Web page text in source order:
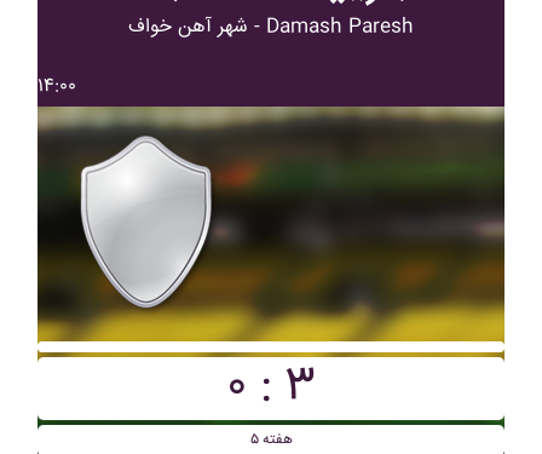
شهر آهن خواف - Damash Paresh
۱۴:۰۰
۰ : ۳
هفته ۵